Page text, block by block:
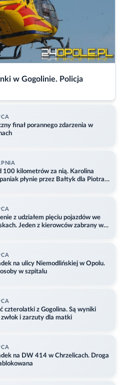
w Gogolinie. Policja
finał porannego zdarzenia w
100 kilometrów za nią. Karolina
płynie przez Bałtyk dla Piotra.
z udziałem pięciu pojazdów we
Jeden z kierowców zabrany w
na ulicy Niemodlińskiej w Opolu.
w szpitalu
czterolatki z Gogolina. Są wyniki
i zarzuty dla matki
na DW 414 w Chrzelicach. Droga